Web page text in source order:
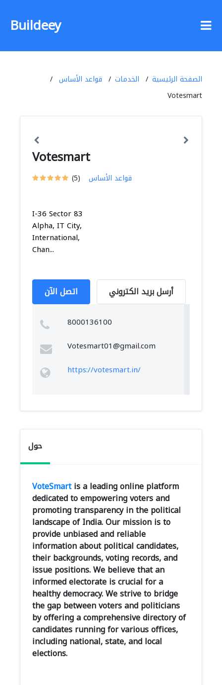
Buildeey
الصفحة الرئيسية الخدمات
قواعد الأساس
Votesmart
Votesmart
(5) قواعد الأساس
I-36 Sector 83
Alpha, IT City,
International,
Chan...
اتصل الآن أرسل بريد الكتروني
8000136100
Votesmart01@gmail.com
https://votesmart.in/
حول
VoteSmartis a leading online platform
dedicated to empowering voters and
promoting transparency in the political
landscape of India. Our mission is to
provide unbiased and reliable
information about political candidates,
their backgrounds, voting records, and
issue positions. We believe that an
informed electorate is crucial for a
healthy democracy. We strive to bridge
the gap between voters and politicians
by offering a comprehensive directory of
candidates running for various offices,
including national, state, and local
elections.